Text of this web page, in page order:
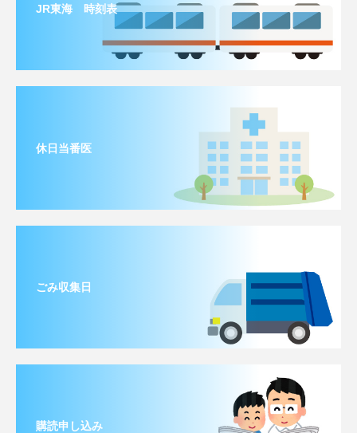
JR東海 時刻表
休日当番医
ごみ収集日
購読申し込み